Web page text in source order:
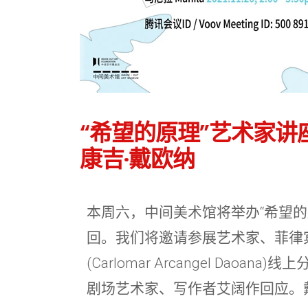
“希望的原理”艺术家讲
康吉·戴欧纳
本周六，中间美术馆将举办“希望
回。我们将邀请参展艺术家、菲律
(Carlomar Arcangel Daoana)线上
剧场艺术家、写作者艾阔作回应